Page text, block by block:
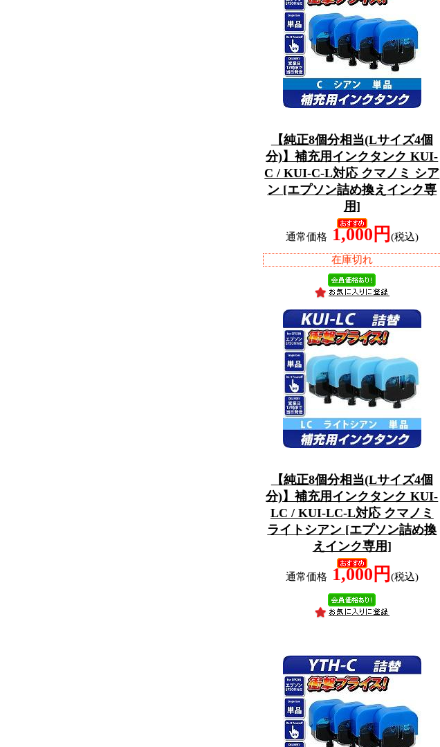
【純正8個分相当(Lサイズ4個
分)】補充用インクタンク KUI-
C / KUI-C-L対応 クマノミ シア
ン [エプソン詰め換えインク専
用]
通常価格 1,000円(税込)
在庫切れ
【純正8個分相当(Lサイズ4個
分)】補充用インクタンク KUI-
LC / KUI-LC-L対応 クマノミ
ライトシアン [エプソン詰め換
えインク専用]
通常価格 1,000円(税込)